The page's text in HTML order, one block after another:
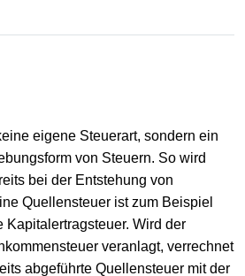
eigene Steuerart, sondern ein
von Steuern. So wird
bei der Entstehung von
Quellensteuer ist zum Beispiel
Kapitalertragsteuer. Wird der
veranlagt, verrechnet
abgeführte Quellensteuer mit der